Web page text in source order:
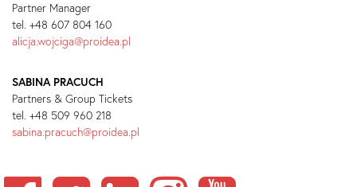
Partner Manager
tel. +48 607 804 160
alicja.wojciga@proidea.pl
SABINA PRACUCH
Partners & Group Tickets
tel. +48 509 960 218
sabina.pracuch@proidea.pl